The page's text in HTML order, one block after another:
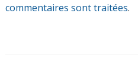
commentaires sont traitées.